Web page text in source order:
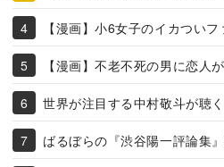
【漫画】小6女子のイカつい
【漫画】不老不死の男に恋人
世界が注目する中村敬斗が聴
ばるぼらの『渋谷陽一評論集